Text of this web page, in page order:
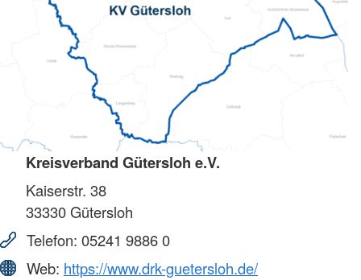
Kreisverband Gütersloh e.V.
Kaiserstr. 38
33330Gütersloh
Telefon: 05241 9886 0
Web: https://www.drk-guetersloh.de/